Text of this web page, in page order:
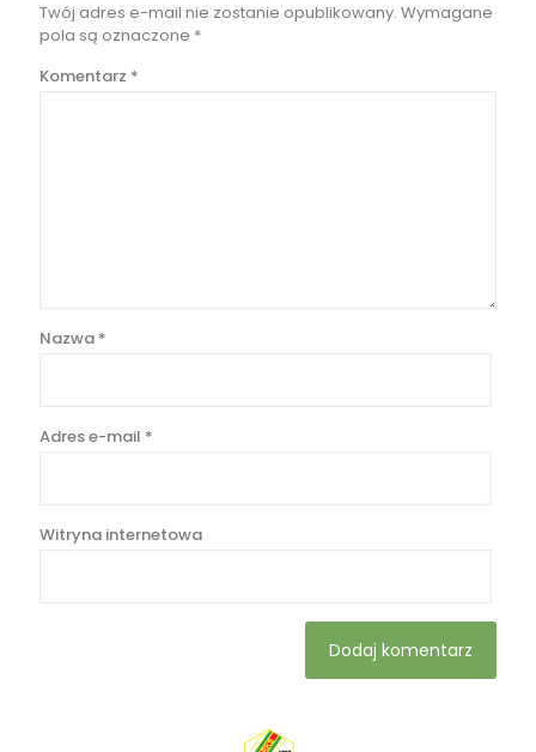
Twój adres e-mail nie zostanie opublikowany. Wymagane
pola są oznaczone *
Komentarz *
Nazwa *
Adres e-mail *
Witryna internetowa